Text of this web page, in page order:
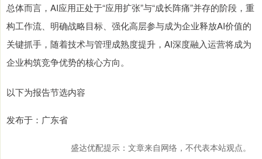
总体而言，AI应用正处于“应用扩张”与“成长阵痛”并存的阶段，重
构工作流、明确战略目标、强化高层参与成为企业释放AI价值的
关键抓手，随着技术与管理成熟度提升，AI深度融入运营将成为
企业构筑竞争优势的核心方向。
以下为报告节选内容
发布于：广东省
盛达优配提示：文章来自网络，不代表本站观点。